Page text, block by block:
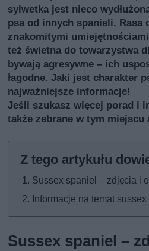
sylwetka jest nieco
psa od innych spanieli. Rasa
znakomitymi
też świetna do towarzystwa
bywają agresywne – ich
łagodne. Jaki jest charakter
najważniejsze informacje!
Jeśli szukasz więcej porad i
także zebrane w tym miejscu
Sussex spaniel – zdjęcia i
Informacje na temat
Sussex spaniel –